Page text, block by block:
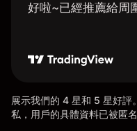
好啦~已經推薦給周
展示我們的 4 星和 5 星好評
私，用戶的具體資料已被匿